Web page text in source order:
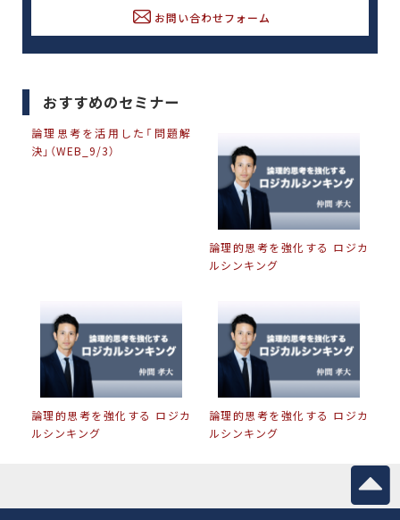
お問い合わせフォーム
おすすめのセミナー
論理思考を活用した「問題解
決」（WEB_9/3）
論理的思考を強化する ロジカ
ルシンキング
論理的思考を強化する ロジカ
ルシンキング
論理的思考を強化する ロジカ
ルシンキング